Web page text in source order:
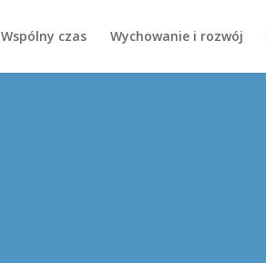
Wspólny czas Wychowanie i rozwój